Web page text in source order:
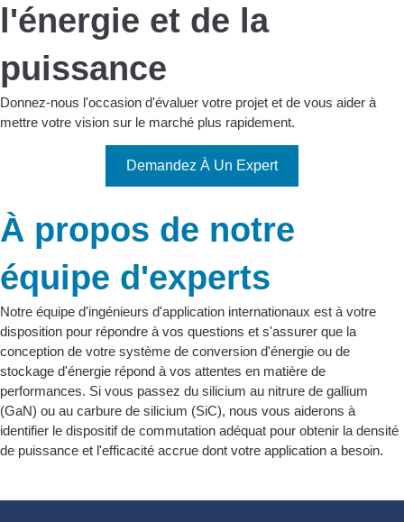
l'énergie et de la
puissance
Donnez-nous l'occasion d'évaluer votre projet et de vous aider à
mettre votre vision sur le marché plus rapidement.
Demandez À Un Expert
À propos de notre
équipe d'experts
Notre équipe d'ingénieurs d'application internationaux est à votre
disposition pour répondre à vos questions et s'assurer que la
conception de votre système de conversion d'énergie ou de
stockage d'énergie répond à vos attentes en matière de
performances. Si vous passez du silicium au nitrure de gallium
(GaN) ou au carbure de silicium (SiC), nous vous aiderons à
identifier le dispositif de commutation adéquat pour obtenir la densité
de puissance et l'efficacité accrue dont votre application a besoin.